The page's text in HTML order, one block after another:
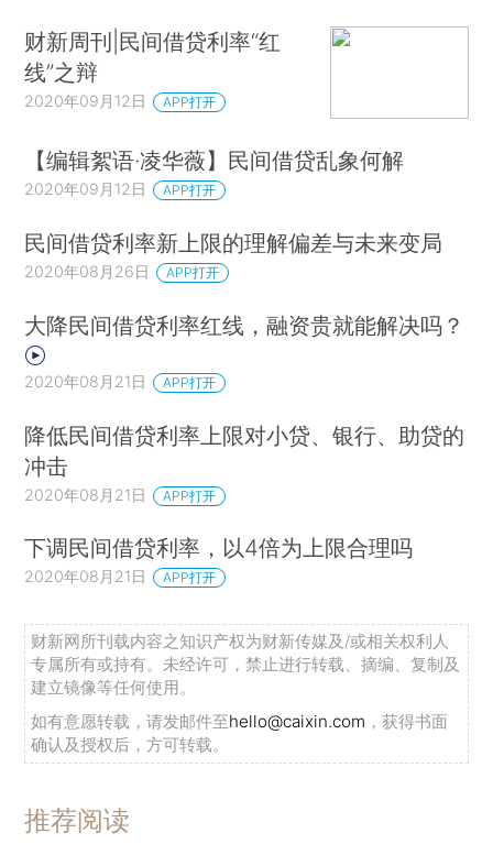
财新周刊|民间借贷利率“红
线”之辩
2020年09月12日 APP打开
【编辑絮语·凌华薇】民间借贷乱象何解
2020年09月12日 APP打开
民间借贷利率新上限的理解偏差与未来变局
2020年08月26日 APP打开
大降民间借贷利率红线，融资贵就能解决吗？
2020年08月21日 APP打开
降低民间借贷利率上限对小贷、银行、助贷的
冲击
2020年08月21日 APP打开
下调民间借贷利率，以4倍为上限合理吗
2020年08月21日 APP打开
财新网所刊载内容之知识产权为财新传媒及/或相关权利人
专属所有或持有。未经许可，禁止进行转载、摘编、复制及
建立镜像等任何使用。
如有意愿转载，请发邮件至hello@caixin.com ，获得书面
确认及授权后，方可转载。
推荐阅读